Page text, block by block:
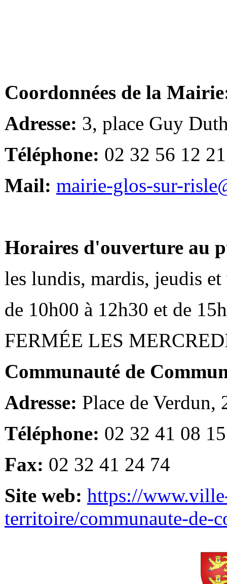
Coordonnées de la
Adresse: 3, place Guy
Téléphone: 02 32 56 12 21
Mail: mairie-glos-sur-
Horaires d'ouverture au
les lundis, mardis, jeudis et
de 10h00 à 12h30 et de
FERMÉE LES
Communauté de
Adresse: Place de Verdun,
Téléphone: 02 32 41 08 15
Fax: 02 32 41 24 74
Site web: https://
territoire/communaute-de-